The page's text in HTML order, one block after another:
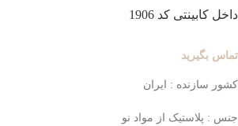
داخل کابینتی کد 1906
تماس بگیرید
کشور سازنده : ایران
جنس : پلاستیک از مواد نو